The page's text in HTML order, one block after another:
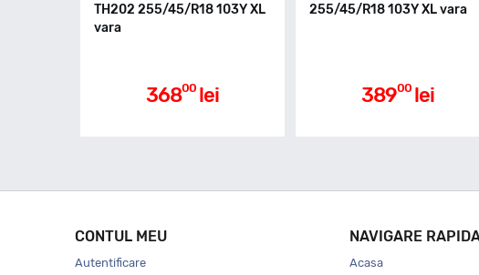
TH202 255/45/R18 103Y XL
vara
36800 lei
255/45/R18 103Y XL vara
38900 lei
CONTUL MEU
Autentificare
NAVIGARE
Acasa